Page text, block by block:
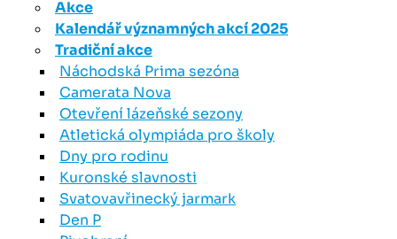
Akce
Kalendář významných akcí 2025
Tradiční akce
Náchodská Prima sezóna
Camerata Nova
Otevření lázeňské sezony
Atletická olympiáda pro školy
Dny pro rodinu
Kuronské slavnosti
Svatovavřinecký jarmark
Den P